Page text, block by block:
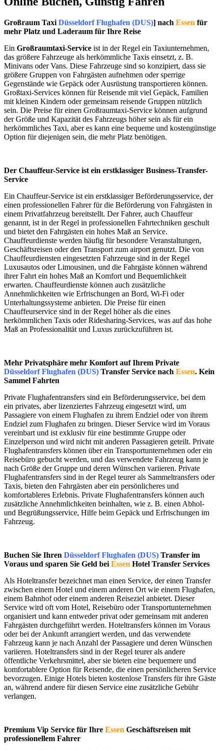
Großraum Taxi Düsseldorf Flughafen (DUS)] nach Essen für
mehr Platz und Laderaum für Ihre Reise
Ein Großraumtaxi-Service ist in der Regel ein Taxiunternehmen,
das größere Fahrzeuge als herkömmliche Taxis einsetzt, z. B.
Minivans oder Vans. Diese Fahrzeuge sind so konzipiert, dass sie
größere Gruppen von Fahrgästen aufnehmen oder sperrige
Gegenstände wie Gepäck oder Ausrüstung transportieren können.
Großtaxi-Services können für Reisende mit viel Gepäck, Familien
mit kleinen Kindern oder gemeinsam reisende Gruppen nützlich
sein. Die Preise für einen Großraumtaxi-Service können aufgrund
der Größe und Kapazität des Fahrzeugs höher sein als für ein
herkömmliches Taxi, aber es kann eine bequeme und kostengünstige
Option für diejenigen sein, die mehr Platz benötigen.
Der Chauffeur-Service ist ein erstklassiger Business-Transfer-
Service
Ein Chauffeur-Service ist ein erstklassiger Beförderungsservice, der
einen professionellen Fahrer für die Beförderung von Fahrgästen in
einem Privatfahrzeug bereitstellt. Der Fahrer, auch Chauffeur
genannt, ist in der Regel in professionellen Fahrtechniken geschult
und bietet den Fahrgästen ein hohes Maß an Service.
Chauffeurdienste werden häufig für besondere Veranstaltungen,
Geschäftsreisen oder den Transport zum airport genutzt. Die von
Chauffeurdiensten eingesetzten Fahrzeuge sind in der Regel
Luxusautos oder Limousinen, und die Fahrgäste können während
ihrer Fahrt ein hohes Maß an Komfort und Bequemlichkeit
erwarten. Chauffeurdienste können auch zusätzliche
Annehmlichkeiten wie Erfrischungen an Bord, Wi-Fi oder
Unterhaltungssysteme anbieten. Die Preise für einen
Chauffeurservice sind in der Regel höher als die eines
herkömmlichen Taxis oder Ridesharing-Services, was auf das hohe
Maß an Professionalität und Luxus zurückzuführen ist.
Mehr Privatsphäre mehr Komfort auf Ihrem Private
Düsseldorf Flughafen (DUS) Transfer Service nach Essen. Kein
Sammel Fahrten
Private Flughafentransfers sind ein Beförderungsservice, bei dem
ein privates, aber lizenziertes Fahrzeug eingesetzt wird, um
Passagiere von einem Flughafen zu ihrem Endziel oder von ihrem
Endziel zum Flughafen zu bringen. Dieser Service wird im Voraus
vereinbart und ist exklusiv für eine bestimmte Gruppe oder
Einzelperson und wird nicht mit anderen Passagieren geteilt. Private
Flughafentransfers können über ein Transportunternehmen oder ein
Reisebüro gebucht werden, und das verwendete Fahrzeug kann je
nach Größe der Gruppe und deren Wünschen variieren. Private
Flughafentransfers sind in der Regel teurer als Sammeltransfers oder
Taxis, bieten den Fahrgästen aber ein persönlicheres und
komfortableres Erlebnis. Private Flughafentransfers können auch
zusätzliche Annehmlichkeiten beinhalten, wie z. B. einen Abhol-
und Begrüßungsservice, Hilfe beim Gepäck und Erfrischungen im
Fahrzeug.
Buchen Sie Ihren Düsseldorf Flughafen (DUS) Transfer im
Voraus und sparen Sie Geld bei Essen Hotel Transfer Services
Als Hoteltransfer bezeichnet man einen Service, der einen Transfer
zwischen einem Hotel und einem anderen Ort wie einem Flughafen,
einem Bahnhof oder einem anderen Reiseziel anbietet. Dieser
Service wird oft vom Hotel, Reisebüro oder Transportunternehmen
organisiert und kann entweder privat oder gemeinsam mit anderen
Fahrgästen durchgeführt werden. Hoteltransfers können im Voraus
oder bei der Ankunft arrangiert werden, und das verwendete
Fahrzeug kann je nach Anzahl der Passagiere und deren Wünschen
variieren. Hoteltransfers sind in der Regel teurer als andere
öffentliche Verkehrsmittel, aber sie bieten eine bequemere und
komfortablere Option für Reisende, die einen persönlicheren Service
bevorzugen. Einige Hotels bieten kostenlose Transfers für ihre Gäste
an, während andere für diesen Service eine zusätzliche Gebühr
verlangen.
Premium Vip Service für Ihre Essen Geschäftsreisen mit
professionellem Fahrer